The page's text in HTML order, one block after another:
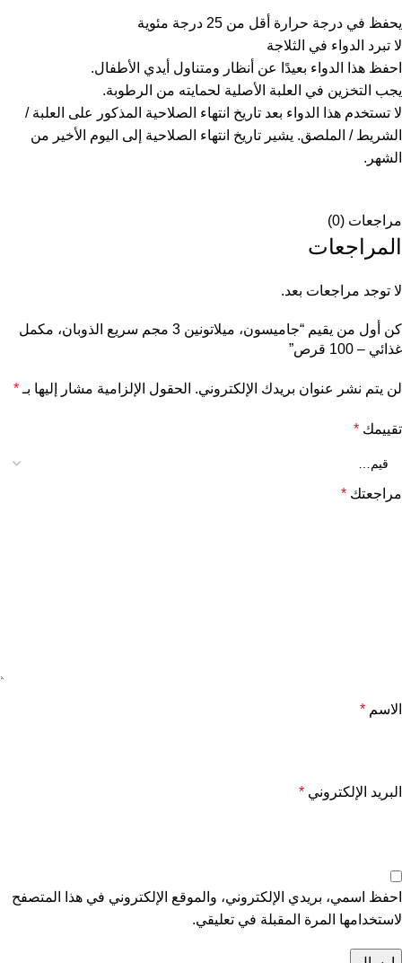
يحفظ في درجة حرارة أقل من 25 درجة مئوية
لا تبرد الدواء في الثلاجة
احفظ هذا الدواء بعيدًا عن أنظار ومتناول أيدي الأطفال.
يجب التخزين في العلبة الأصلية لحمايته من الرطوبة.
لا تستخدم هذا الدواء بعد تاريخ انتهاء الصلاحية المذكور على العلبة /
الشريط / الملصق. يشير تاريخ انتهاء الصلاحية إلى اليوم الأخير من
الشهر.
مراجعات (0)
المراجعات
لا توجد مراجعات بعد.
كن أول من يقيم “جاميسون، ميلاتونين 3 مجم سريع الذوبان، مكمل
غذائي – 100 قرص”
لن يتم نشر عنوان بريدك الإلكتروني. الحقول الإلزامية مشار إليها بـ *
تقييمك *
مراجعتك *
الاسم *
البريد الإلكتروني *
احفظ اسمي، بريدي الإلكتروني، والموقع الإلكتروني في هذا المتصفح
لاستخدامها المرة المقبلة في تعليقي.